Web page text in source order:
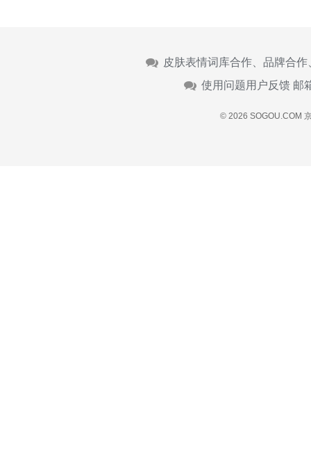
皮肤表情词库合作、品牌合
使用问题用户反馈 邮
© 2026 SOGOU.COM